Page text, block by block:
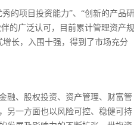
的项目投资能力”、“创新的产品研
的广泛认可，目前累计管理资产规
长，入围十强，得到了市场充分
、股权投资、资产管理、财富管
另一方面也以风险可控、稳健可持